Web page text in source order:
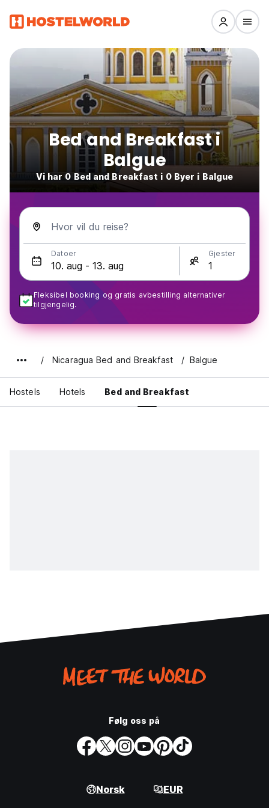
Bed and Breakfast i
Balgue
Vi har 0 Bed and Breakfast i 0 Byer i Balgue
Hvor vil du reise?
Datoer Gjester
Fleksibel booking og gratis avbestilling alternativer
tilgjengelig.
Nicaragua Bed and Breakfast Balgue
Hostels Hotels Bed and Breakfast
Følg oss på
Norsk EUR